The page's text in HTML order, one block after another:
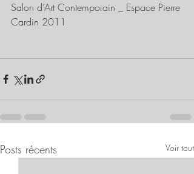
Salon d’Art Contemporain _ Espace Pierre
Cardin 2011
Posts récents Voir tout